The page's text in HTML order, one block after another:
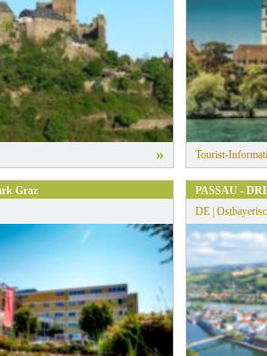
» Tourist-
Graz
PASSAU -
DE |